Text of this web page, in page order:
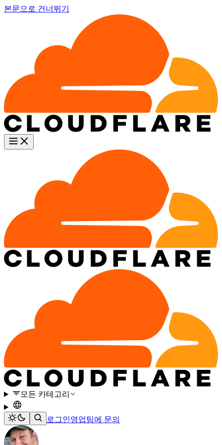
본문으로 건너뛰기
모든 카테고리
로그인영업팀에 문의